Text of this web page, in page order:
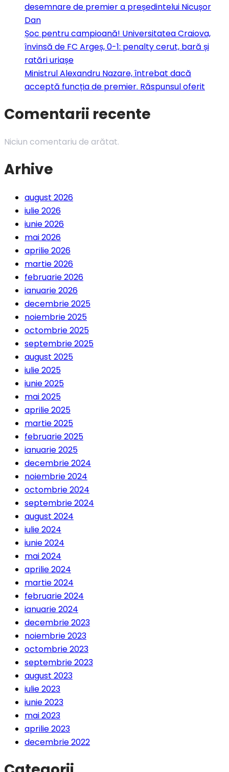
desemnare de premier a președintelui Nicușor
Dan
Șoc pentru campioană! Universitatea Craiova,
învinsă de FC Argeș, 0-1: penalty cerut, bară și
ratări uriașe
Ministrul Alexandru Nazare, întrebat dacă
acceptă funcția de premier. Răspunsul oferit
Comentarii recente
Niciun comentariu de arătat.
Arhive
august 2026
iulie 2026
iunie 2026
mai 2026
aprilie 2026
martie 2026
februarie 2026
ianuarie 2026
decembrie 2025
noiembrie 2025
octombrie 2025
septembrie 2025
august 2025
iulie 2025
iunie 2025
mai 2025
aprilie 2025
martie 2025
februarie 2025
ianuarie 2025
decembrie 2024
noiembrie 2024
octombrie 2024
septembrie 2024
august 2024
iulie 2024
iunie 2024
mai 2024
aprilie 2024
martie 2024
februarie 2024
ianuarie 2024
decembrie 2023
noiembrie 2023
octombrie 2023
septembrie 2023
august 2023
iulie 2023
iunie 2023
mai 2023
aprilie 2023
decembrie 2022